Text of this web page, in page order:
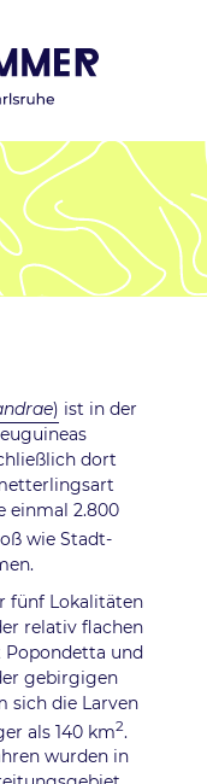
) ist in der
dort
einmal 2.800
wie Stadt-
fünf Lokalitäten
relativ flachen
Popondetta und
gebirgigen
sich die Larven
als 140 km2.
wurden in